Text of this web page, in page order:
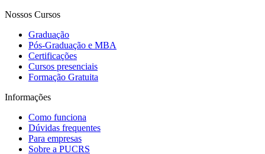
Nossos Cursos
Graduação
Pós-Graduação e MBA
Certificações
Cursos presenciais
Formação Gratuita
Informações
Como funciona
Dúvidas frequentes
Para empresas
Sobre a PUCRS